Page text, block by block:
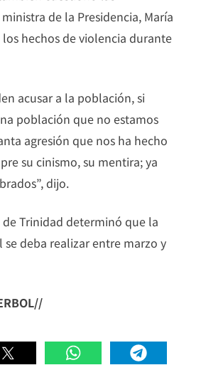
de la Presidencia, María
los hechos de violencia durante
acusar a la población, si
población que no estamos
agresión que nos ha hecho
su cinismo, su mentira; ya
dijo.
de Trinidad determinó que la
deba realizar entre marzo y